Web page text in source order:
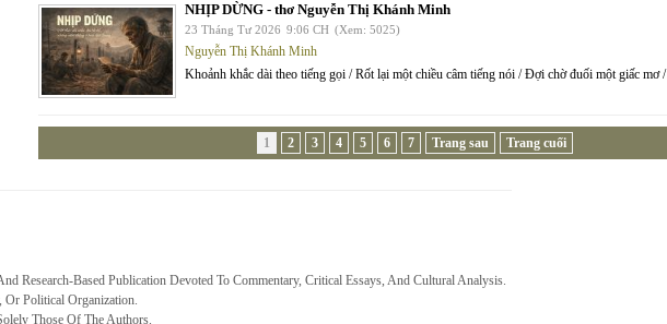
NHỊP DỪNG - thơ Nguyễn Thị Khánh Minh
23 Tháng Tư 2026 9:06 CH (Xem: 5025)
Nguyễn Thị Khánh Minh
Khoảnh khắc dài theo tiếng gọi / Rốt lại một chiều câm tiếng nói / Đợi chờ đuối một giấc mơ /
1 2 3 4 5 6 7 Trang sau Trang cuối
Research-Based Publication Devoted To Commentary, Critical Essays, And Cultural Analysis.
Political Organization.
Those Of The Authors.